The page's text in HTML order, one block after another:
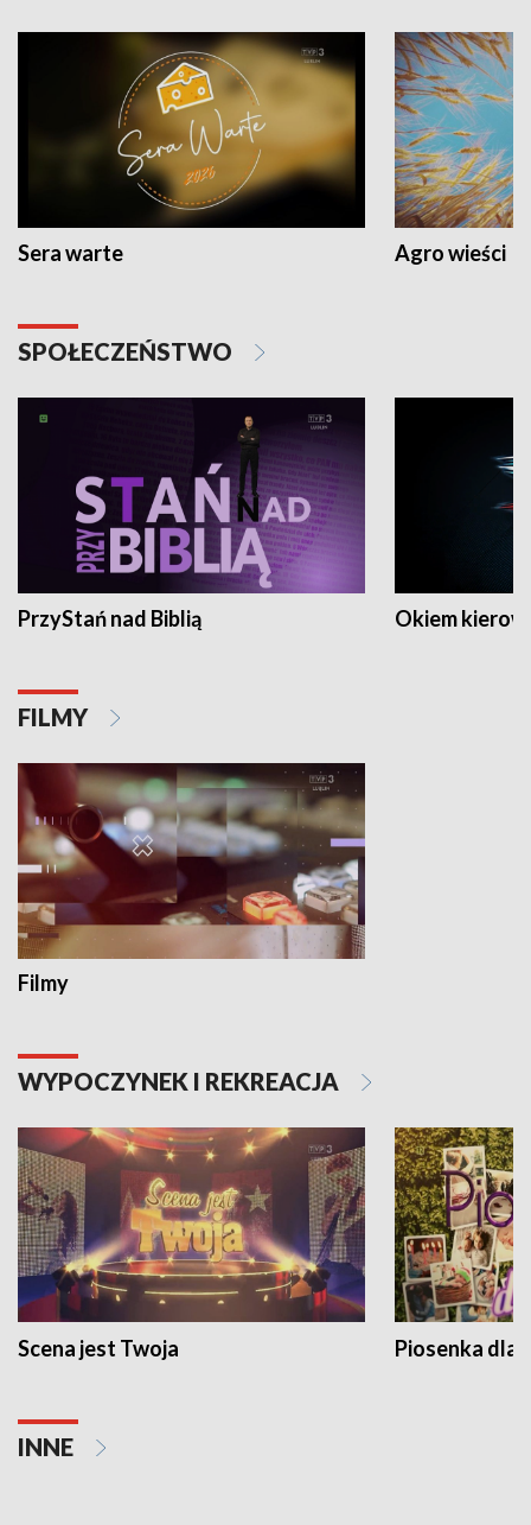
Sera warte Agro wieści
SPOŁECZEŃSTWO
PrzyStań nad Biblią Okiem
FILMY
Filmy
WYPOCZYNEK I REKREACJA
Scena jest Twoja Piosenka dla
INNE